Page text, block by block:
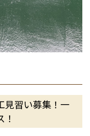
見習い募集！一